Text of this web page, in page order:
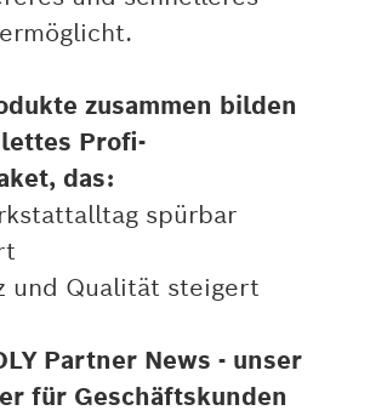
zusammen bilden
Profi-
das:
spürbar
und Qualität steigert
Partner News - unser
für Geschäftskunden